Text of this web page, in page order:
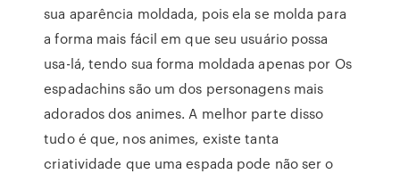
sua aparência moldada, pois ela se molda para
a forma mais fácil em que seu usuário possa
usa-lá, tendo sua forma moldada apenas por Os
espadachins são um dos personagens mais
adorados dos animes. A melhor parte disso
tudo é que, nos animes, existe tanta
criatividade que uma espada pode não ser o